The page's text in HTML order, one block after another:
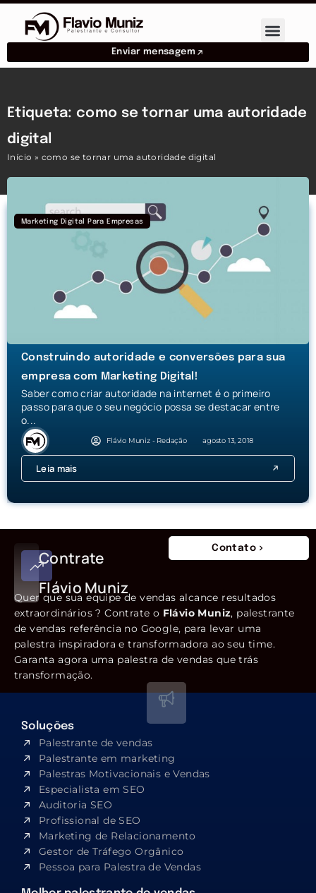
Enviar mensagem
Etiqueta: como se tornar uma autoridade
digital
Início » como se tornar uma autoridade digital
Marketing Digital Para Empresas
Construindo autoridade e conversões para sua
empresa com Marketing Digital!
Saber como criar autoridade na internet é o primeiro
passo para que o seu negócio possa se destacar entre
o...
Flávio Muniz - Redação agosto 13, 2018
Leia mais
Contrate
Flávio Muniz
Contato
Quer que sua equipe de vendas alcance resultados
extraordinários ? Contrate o Flávio Muniz, palestrante
de vendas referência no Google, para levar uma
palestra inspiradora e transformadora ao seu time.
Garanta agora uma palestra de vendas que trás
transformação.
Soluções
Palestrante de vendas
Palestrante em marketing
Palestras Motivacionais e Vendas
Especialista em SEO​
Auditoria SEO
Profissional de SEO
Marketing de Relacionamento
Gestor de Tráfego Orgânico
Pessoa para Palestra de Vendas